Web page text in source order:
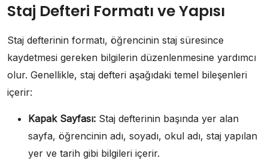
Staj Defteri Formatı ve Yapısı
Staj defterinin formatı, öğrencinin staj süresince
kaydetmesi gereken bilgilerin düzenlenmesine yardımcı
olur. Genellikle, staj defteri aşağıdaki temel bileşenleri
içerir:
Kapak Sayfası: Staj defterinin başında yer alan
sayfa, öğrencinin adı, soyadı, okul adı, staj yapılan
yer ve tarih gibi bilgileri içerir.